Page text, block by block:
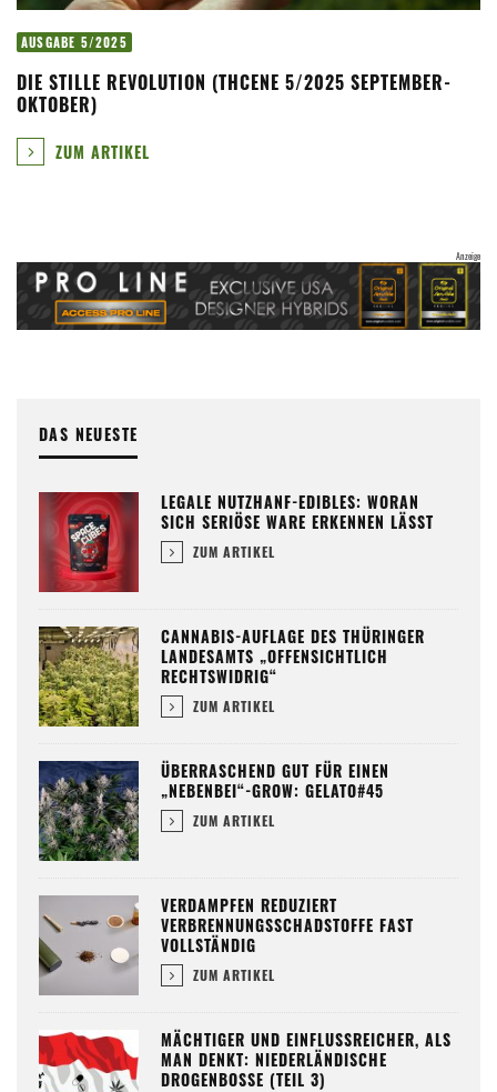
AUSGABE 5/2025
DIE STILLE REVOLUTION (THCENE 5/2025 SEPTEMBER-
OKTOBER)
ZUM ARTIKEL
DAS NEUESTE
LEGALE NUTZHANF-EDIBLES: WORAN
SICH SERIÖSE WARE ERKENNEN LÄSST
ZUM ARTIKEL
CANNABIS-AUFLAGE DES THÜRINGER
LANDESAMTS „OFFENSICHTLICH
RECHTSWIDRIG“
ZUM ARTIKEL
ÜBERRASCHEND GUT FÜR EINEN
„NEBENBEI“-GROW: GELATO#45
ZUM ARTIKEL
VERDAMPFEN REDUZIERT
VERBRENNUNGSSCHADSTOFFE FAST
VOLLSTÄNDIG
ZUM ARTIKEL
MÄCHTIGER UND EINFLUSSREICHER, ALS
MAN DENKT: NIEDERLÄNDISCHE
DROGENBOSSE (TEIL 3)